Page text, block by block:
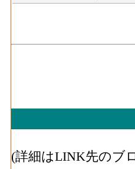
(詳細はLINK先のブ